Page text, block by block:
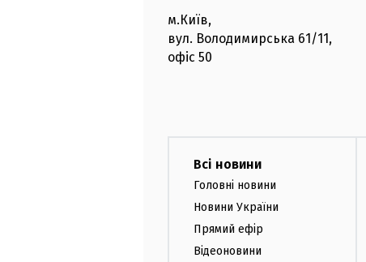
м.Київ,
вул. Володимирська 61/11,
офіс 50
Всі новини
Головні новини
Новини України
Прямий ефір
Відеоновини